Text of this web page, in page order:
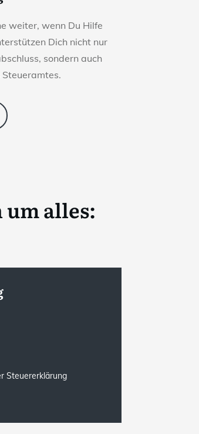
weiter, wenn Du Hilfe
Dich nicht nur
sondern auch
alles:
Steuererklärung